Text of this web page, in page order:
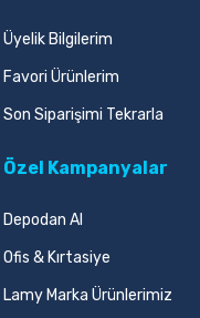
Üyelik Bilgilerim
Favori Ürünlerim
Son Siparişimi Tekrarla
Özel Kampanyalar
Depodan Al
Ofis & Kırtasiye
Lamy Marka Ürünlerimiz